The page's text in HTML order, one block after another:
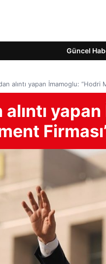
Güncel
alıntı yapan İmamoglu: “Hodri